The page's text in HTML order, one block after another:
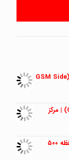
برد کرکره برقی سیمکارتی فول کانال موتور ساید بتا (GSM Side
برد کرکره برقی سیمکارتی فول کانال توبلار بتا (GSM) | مرکز
برد کرکره برقی ساید فول کانال هاپینگ کد بتا با حافظه ۵۰۰